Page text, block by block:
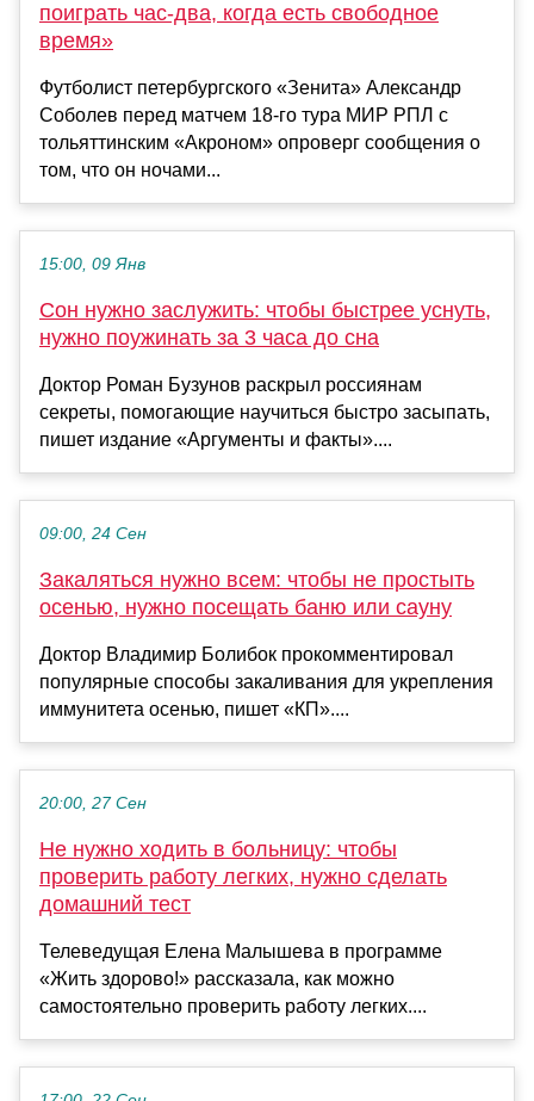
поиграть час‑два, когда есть свободное
время»
Футболист петербургского «Зенита» Александр
Соболев перед матчем 18‑го тура МИР РПЛ с
тольяттинским «Акроном» опроверг сообщения о
том, что он ночами...
15:00, 09 Янв
Сон нужно заслужить: чтобы быстрее уснуть,
нужно поужинать за 3 часа до сна
Доктор Роман Бузунов раскрыл россиянам
секреты, помогающие научиться быстро засыпать,
пишет издание «Аргументы и факты»....
09:00, 24 Сен
Закаляться нужно всем: чтобы не простыть
осенью, нужно посещать баню или сауну
Доктор Владимир Болибок прокомментировал
популярные способы закаливания для укрепления
иммунитета осенью, пишет «КП»....
20:00, 27 Сен
Не нужно ходить в больницу: чтобы
проверить работу легких, нужно сделать
домашний тест
Телеведущая Елена Малышева в программе
«Жить здорово!» рассказала, как можно
самостоятельно проверить работу легких....